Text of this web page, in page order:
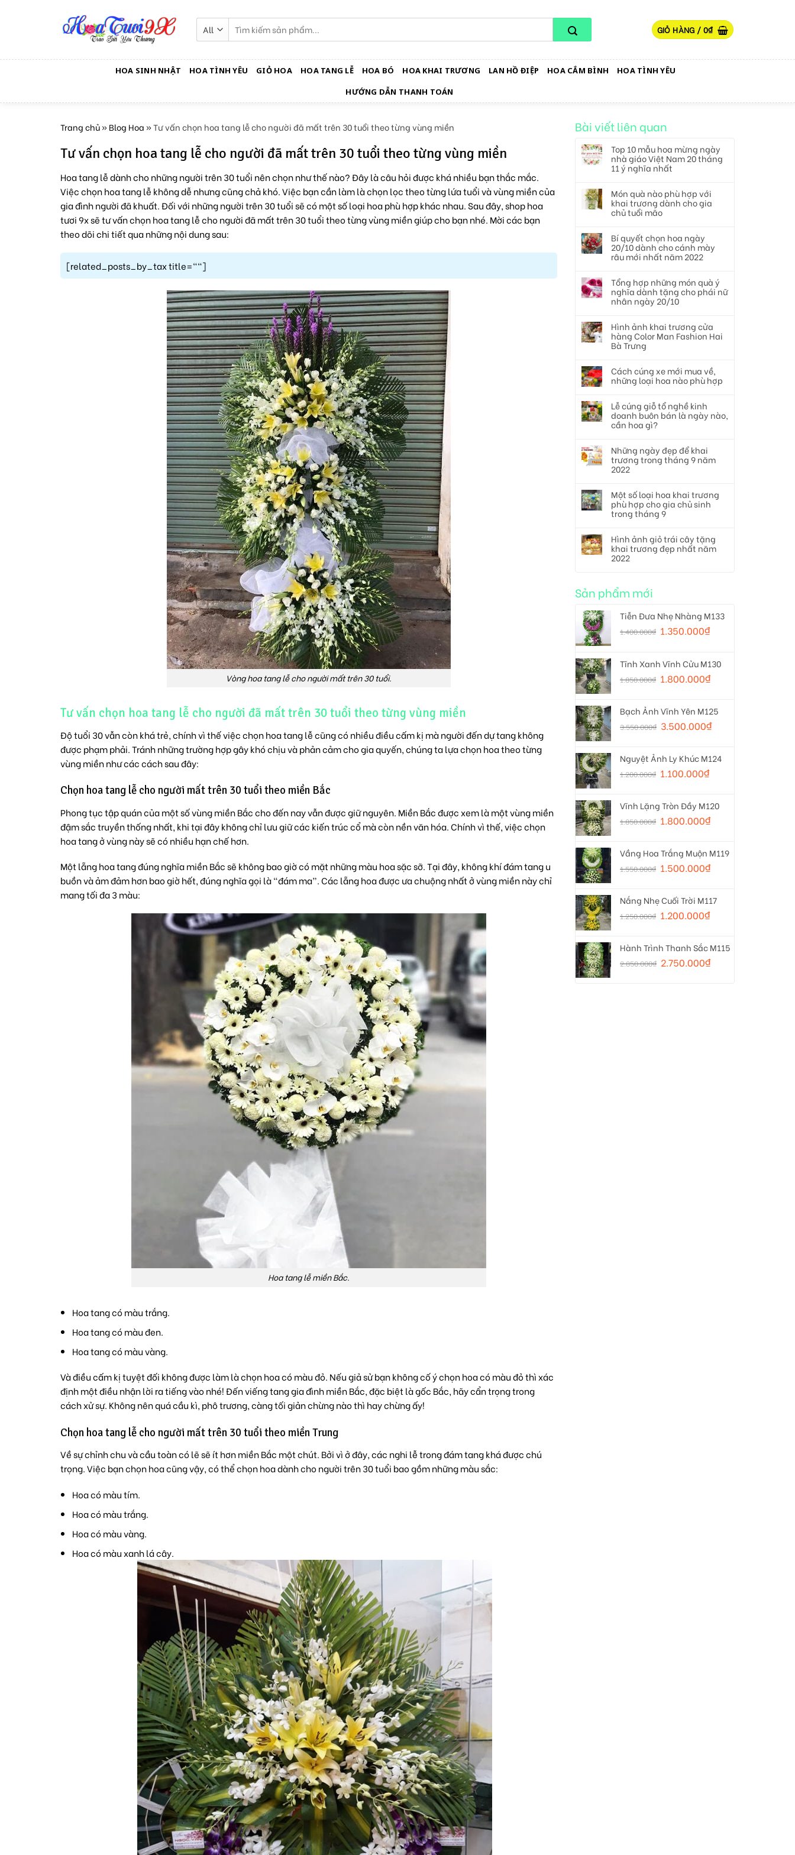
kiếm:
GIỎ HÀNG / 0₫
HOA SINH NHẬT HOA TÌNH YÊU GIỎ HOA HOA TANG LỄ HOA BÓ HOA KHAI TRƯƠNG LAN HỒ ĐIỆP HOA CẮM BÌNH
HOA TÌNH YÊU
HƯỚNG DẪN THANH TOÁN
Trang chủ»Blog Hoa»Tư vấn chọn hoa tang lễ cho người đã mất trên 30 tuổi theo từng vùng miền
Tư vấn chọn hoa tang lễ cho người đã mất trên 30 tuổi theo từng vùng miền
Hoa tang lễ dành cho những người trên 30 tuổi nên chọn như thế nào? Đây là câu hỏi được khá nhiều bạn thắc mắc.
Việc chọn hoa tang lễ không dễ nhưng cũng chả khó. Việc bạn cần làm là chọn lọc theo từng lứa tuổi và vùng miền của
gia đình người đã khuất. Đối với những người trên 30 tuổi sẽ có một số loại hoa phù hợp khác nhau. Sau đây,shop hoa
tươi 9xsẽ tư vấn chọn hoa tang lễ cho người đã mất trên 30 tuổi theo từng vùng miền giúp cho bạn nhé. Mời các bạn
theo dõi chi tiết qua những nội dung sau:
[related_posts_by_tax title=""]
Vòng hoa tang lễ cho người mất trên 30 tuổi.
Tư vấn chọn hoa tang lễ cho người đã mất trên 30 tuổi theo từng vùng miền
Độ tuổi 30 vẫn còn khá trẻ, chính vì thế việc chọnhoa tang lễcũng có nhiều điều cấm kị mà người đến dự tang không
được phạm phải. Tránh những trường hợp gây khó chịu và phản cảm cho gia quyến, chúng ta lựa chọn hoa theo từng
vùng miền như các cách sau đây:
Chọn hoa tang lễ cho người mất trên 30 tuổi theo miền Bắc
Phong tục tập quán của một số vùng miền Bắc cho đến nay vẫn được giữ nguyên. Miền Bắc được xem là một vùng miền
đậm sắc truyền thống nhất, khi tại đây không chỉ lưu giữ các kiến trúc cổ mà còn nền văn hóa. Chính vì thế, việc chọn
hoa tang ở vùng này sẽ có nhiều hạn chế hơn.
Mộtlẵng hoa tangđúng nghĩa miền Bắc sẽ không bao giờ có mặt những màu hoa sặc sỡ. Tại đây, không khí đám tang u
buồn và ảm đảm hơn bao giờ hết, đúng nghĩa gọi là “đám ma”. Các lẵng hoa được ưa chuộng nhất ở vùng miền này chỉ
mang tối đa 3 màu:
Hoa tang lễ miền Bắc.
Hoa tang có màu trắng.
Hoa tang có màu đen.
Hoa tang có màu vàng.
Và điều cấm kị tuyệt đối không được làm là chọn hoa có màu đỏ. Nếu giả sử bạn không cố ý chọn hoa có màu đỏ thì xác
định một điều nhận lời ra tiếng vào nhé! Đến viếng tang gia đình miền Bắc, đặc biệt là gốc Bắc, hãy cẩn trọng trong
cách xử sự. Không nên quá cầu kì, phô trương, càng tối giản chừng nào thì hay chừng ấy!
Chọn hoa tang lễ cho người mất trên 30 tuổi theo miền Trung
Về sự chỉnh chu và cầu toàn có lẽ sẽ ít hơn miền Bắc một chút. Bởi vì ở đây, các nghi lễ trong đám tang khá được chú
trọng. Việc bạn chọn hoa cũng vậy, có thể chọn hoa dành cho người trên 30 tuổi bao gồm những màu sắc:
Hoa có màu tím.
Hoa có màu trắng.
Hoa có màu vàng.
Hoa có màu xanh lá cây.
Bài viết liên quan
Top 10 mẫu hoa mừng ngày
nhà giáo Việt Nam 20 tháng
11 ý nghĩa nhất
Món quà nào phù hợp với
khai trương dành cho gia
chủ tuổi mão
Bí quyết chọn hoa ngày
20/10 dành cho cánh mày
râu mới nhất năm 2022
Tổng hợp những món quà ý
nghĩa dành tặng cho phái nữ
nhân ngày 20/10
Hình ảnh khai trương cửa
hàng Color Man Fashion Hai
Bà Trưng
Cách cúng xe mới mua về,
những loại hoa nào phù hợp
Lễ cúng giỗ tổ nghề kinh
doanh buôn bán là ngày nào,
cần hoa gì?
Những ngày đẹp để khai
trương trong tháng 9 năm
2022
Một số loại hoa khai trương
phù hợp cho gia chủ sinh
trong tháng 9
Hình ảnh giỏ trái cây tặng
khai trương đẹp nhất năm
2022
Sản phẩm mới
Tiễn Đưa Nhẹ Nhàng M133
1.400.000₫ 1.350.000₫
Tĩnh Xanh Vĩnh Cửu M130
1.850.000₫ 1.800.000₫
Bạch Ảnh Vĩnh Yên M125
3.550.000₫ 3.500.000₫
Nguyệt Ảnh Ly Khúc M124
1.200.000₫ 1.100.000₫
Vĩnh Lặng Tròn Đầy M120
1.850.000₫ 1.800.000₫
Vầng Hoa Trắng Muộn M119
1.550.000₫ 1.500.000₫
Nắng Nhẹ Cuối Trời M117
1.250.000₫ 1.200.000₫
Hành Trình Thanh Sắc M115
2.850.000₫ 2.750.000₫